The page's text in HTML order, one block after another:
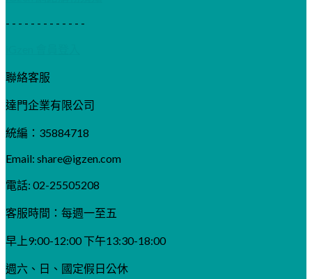
- - - - - - - - - - - - -
聯絡客服
達門企業有限公司
統編：35884718
Email: share@igzen.com
電話: 02-25505208
客服時間：每週一至五
早上9:00-12:00 下午13:30-18:00
週六、日、國定假日公休